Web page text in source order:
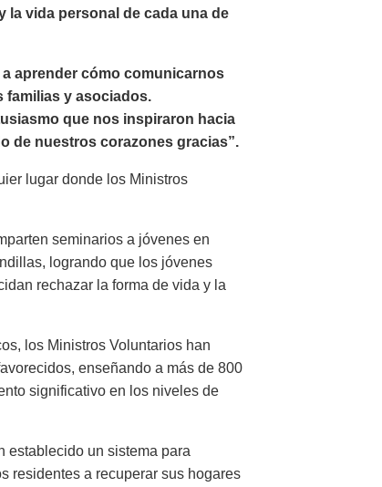
la vida personal de cada una de
aprender cómo comunicarnos
familias y asociados.
que nos inspiraron hacia
de nuestros corazones gracias”.
lugar donde los Ministros
seminarios a jóvenes en
logrando que los jóvenes
rechazar la forma de vida y la
los Ministros Voluntarios han
enseñando a más de 800
significativo en los niveles de
establecido un sistema para
residentes a recuperar sus hogares